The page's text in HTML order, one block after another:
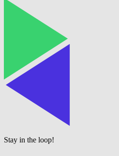
Stay in the loop!